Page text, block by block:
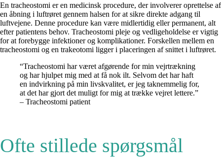
En tracheostomi er en medicinsk procedure, der involverer oprettelse af
en åbning i luftrøret gennem halsen for at sikre direkte adgang til
luftvejene. Denne procedure kan være midlertidig eller permanent, alt
efter patientens behov. Tracheostomi pleje og vedligeholdelse er vigtig
for at forebygge infektioner og komplikationer. Forskellen mellem en
tracheostomi og en trakeotomi ligger i placeringen af snittet i luftrøret.
“Tracheostomi har været afgørende for min vejrtrækning
og har hjulpet mig med at få nok ilt. Selvom det har haft
en indvirkning på min livskvalitet, er jeg taknemmelig for,
at det har gjort det muligt for mig at trække vejret lettere.”
– Tracheostomi patient
Ofte stillede spørgsmål